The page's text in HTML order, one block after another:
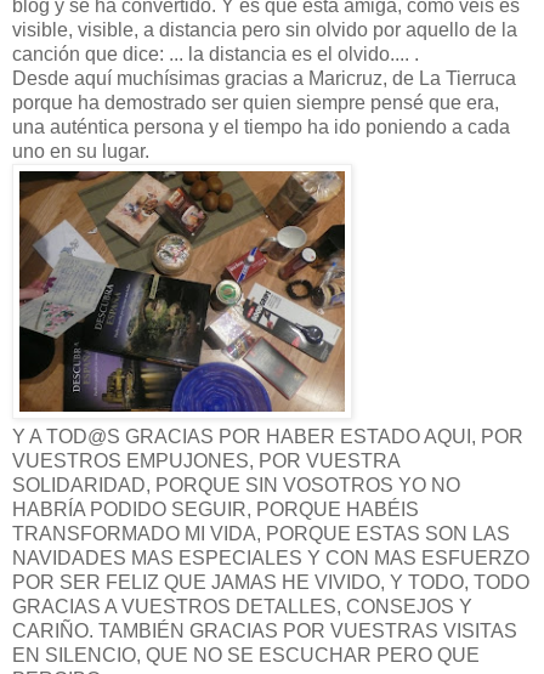
blog y se ha convertido. Y es que esta amiga, como véis es
visible, visible, a distancia pero sin olvido por aquello de la
canción que dice: ... la distancia es el olvido.... .
Desde aquí muchísimas gracias a Maricruz, de La Tierruca
porque ha demostrado ser quien siempre pensé que era,
una auténtica persona y el tiempo ha ido poniendo a cada
uno en su lugar.
Y A TOD@S GRACIAS POR HABER ESTADO AQUI, POR
VUESTROS EMPUJONES, POR VUESTRA
SOLIDARIDAD, PORQUE SIN VOSOTROS YO NO
HABRÍA PODIDO SEGUIR, PORQUE HABÉIS
TRANSFORMADO MI VIDA, PORQUE ESTAS SON LAS
NAVIDADES MAS ESPECIALES Y CON MAS ESFUERZO
POR SER FELIZ QUE JAMAS HE VIVIDO, Y TODO, TODO
GRACIAS A VUESTROS DETALLES, CONSEJOS Y
CARIÑO. TAMBIÉN GRACIAS POR VUESTRAS VISITAS
EN SILENCIO, QUE NO SE ESCUCHAR PERO QUE